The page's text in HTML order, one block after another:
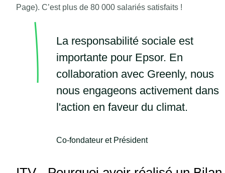
Page). C’est plus de 80 000 salariés satisfaits !
La responsabilité sociale est
importante pour Epsor. En
collaboration avec Greenly, nous
nous engageons activement dans
l'action en faveur du climat.
Co-fondateur et Président